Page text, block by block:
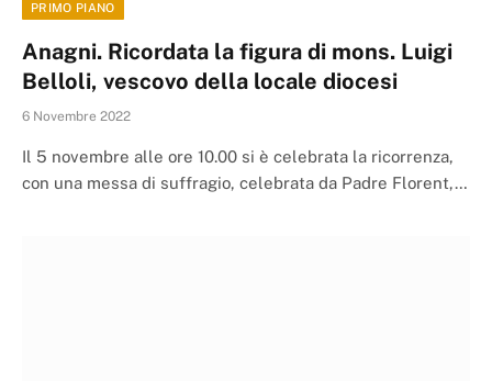
PRIMO PIANO
Anagni. Ricordata la figura di mons. Luigi
Belloli, vescovo della locale diocesi
6 Novembre 2022
Il 5 novembre alle ore 10.00 si è celebrata la ricorrenza,
con una messa di suffragio, celebrata da Padre Florent,…